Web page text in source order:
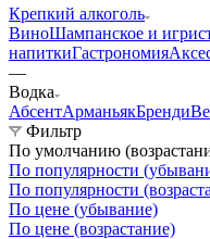
Крепкий алкоголь
ВиноШампанское и
напиткиГастрономия
—
Водка
АбсентАрманьякБренди
Фильтр
По умолчанию
По популярности
По популярности
По цене (убывание)
По цене (возрастание)